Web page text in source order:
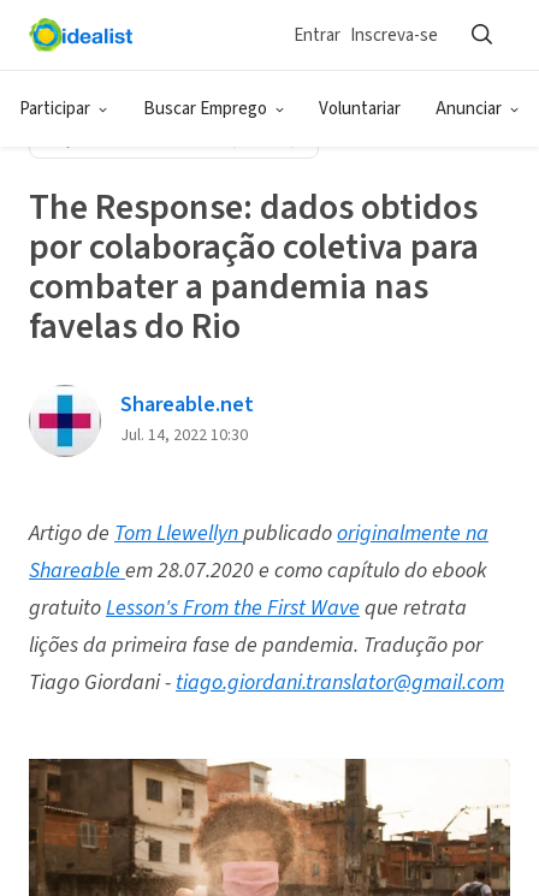
Participar Buscar Emprego Voluntariar Anunciar
Entrar Inscreva-se
Back
The Response: dados obtidos
por colaboração coletiva para
combater a pandemia nas
favelas do Rio
Shareable.net
Jul. 14, 2022 10:30
Artigo de Tom Llewellynpublicadooriginalmente na
Shareableem 28.07.2020 e como capítulo do ebook
gratuitoLesson's From the First Waveque retrata
lições da primeira fase de pandemia. Tradução por
Tiago Giordani -tiago.giordani.translator@gmail.com